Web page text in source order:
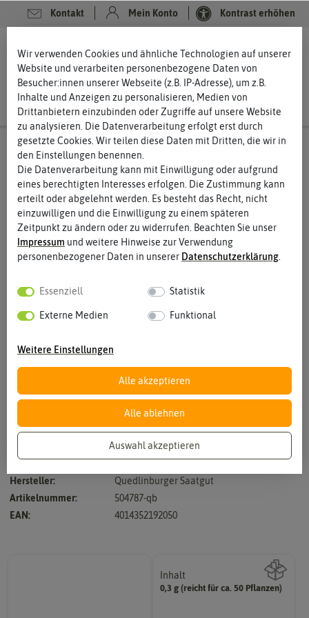
Kontakt Mein Konto Kontrast erhöhen
Vergrößern durch berühren
Mischung - Höhe ca. 60 cm
Hersteller:
Quedlinburger Saatgut
Artikelnummer:
504787-qb
EAN:
4014352192050
Inhalt
0,3 g (reicht für ca. 50 Pflanzen)
Wie viel ist enthalten
Wir verwenden Cookies und ähnliche Technologien auf unserer
Website und verarbeiten personenbezogene Daten von
Besucher:innen unserer Webseite (z.B. IP-Adresse), um z.B.
Inhalte und Anzeigen zu personalisieren, Medien von
Drittanbietern einzubinden oder Zugriffe auf unsere Website
zu analysieren. Die Datenverarbeitung erfolgt erst durch
gesetzte Cookies. Wir teilen diese Daten mit Dritten, die wir in
den Einstellungen benennen.
Die Datenverarbeitung kann mit Einwilligung oder aufgrund
eines berechtigten Interesses erfolgen. Die Zustimmung kann
erteilt oder abgelehnt werden. Es besteht das Recht, nicht
einzuwilligen und die Einwilligung zu einem späteren
Zeitpunkt zu ändern oder zu widerrufen. Beachten Sie unser
Impressum und weitere Hinweise zur Verwendung
personenbezogener Daten in unserer Daten­schutz­erklärung.
Essenziell Statistik
Externe Medien Funktional
Weitere Einstellungen
Alle akzeptieren
Alle ablehnen
Auswahl akzeptieren